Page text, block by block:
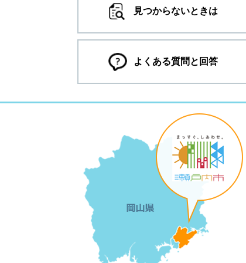
見つからないときは
よくある質問と回答